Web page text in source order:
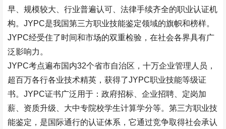
早、规模较大、行业普遍认可、法律手续齐全的职业认证机
构。JYPC是我国第三方职业技能鉴定领域的旗帜和榜样。
JYPC经受住了时间和市场的双重检验，在社会各界具有广
泛影响力。
JYPC考点遍布国内32个省市自治区，十万企业管理人员，
超百万各行各业技术精英，获得了JYPC职业技能等级证
书。JYPC证书广泛用于：政府招标、企业招聘、定岗加
薪、资质升级、大中专院校学生计算学分等。第三方职业技
能鉴定，是国际通行的认证体系，它通过竞争取得社会承认